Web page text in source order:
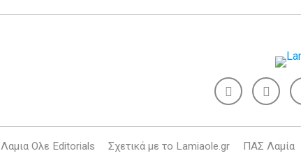
Λαμια Ολε Editorials Σχετικά με το Lamiaole.gr ΠΑΣ Λαμία